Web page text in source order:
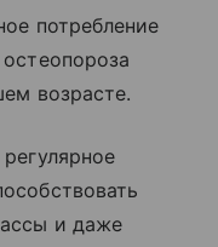
потребление
возрасте.
и даже